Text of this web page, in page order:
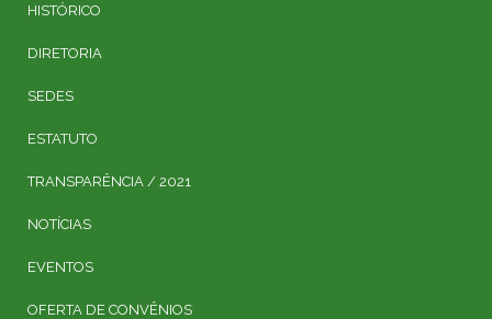
HISTÓRICO
DIRETORIA
SEDES
ESTATUTO
TRANSPARÊNCIA / 2021
NOTÍCIAS
EVENTOS
OFERTA DE CONVÊNIOS